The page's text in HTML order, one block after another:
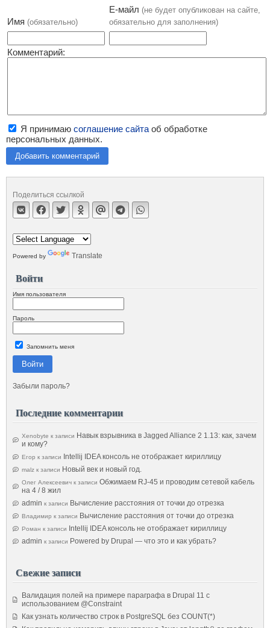
Имя (обязательно)
Е-майл (не будет опубликован на сайте,
обязательно для заполнения)
Комментарий:
Я принимаю соглашение сайта об обработке
персональных данных.
Добавить комментарий
Поделиться ссылкой
Powered by Translate
Войти
Имя пользователя
Пароль
Запомнить меня
Войти
Забыли пароль?
Последние комментарии
Xenobyte к записи Навык взрывника в Jagged Alliance 2 1.13: как, зачем
и кому?
Егор к записи Intellij IDEA консоль не отображает кириллицу
malz к записи Новый век и новый год.
Олег Алексеевич к записи Обжимаем RJ-45 и проводим сетевой кабель
на 4 / 8 жил
admin к записи Вычисление расстояния от точки до отрезка
Владимир к записи Вычисление расстояния от точки до отрезка
Роман к записи
Intellij IDEA консоль не отображает кириллицу
admin к записи Powered by Drupal — что это и как убрать?
Свежие записи
Валидация полей на примере параграфа в Drupal 11 с
использованием @Constraint
Как узнать количество строк в PostgreSQL без COUNT(*)